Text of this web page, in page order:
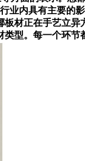
业内具有主要的
材正在手艺立
型。每一个环